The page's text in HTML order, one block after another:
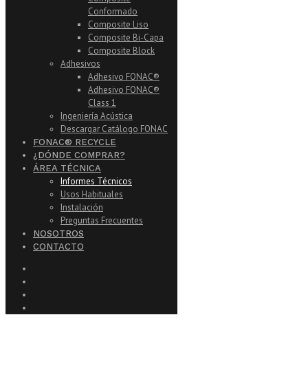
Conformado
Composite Liso
Composite Bi-Capa
Composite Block
Adhesivos
Adhesivo FONAC®
Adhesivo FONAC®
Class 1
Ingeniería Acústica
Descargar Catálogo FONAC
FONAC® RECYCLE
¿DÓNDE COMPRAR?
ÁREA TÉCNICA
Informes Técnicos
Usos Habituales
Instalación
Preguntas Frecuentes
NOSOTROS
CONTACTO